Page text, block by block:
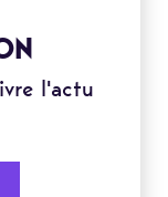
l'actu